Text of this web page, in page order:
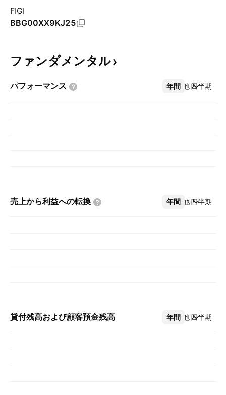
FIGI
BBG00XX9KJ25
ファンダメンタル
パフォーマンス 年間 四半期
その他
売上から利益への転換 年間 四半期
その他
貸付残高および顧客預金残高 年間 四半期
その他